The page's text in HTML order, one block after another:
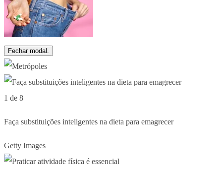
Fechar modal.
1 de 8
Faça substituições inteligentes na dieta para emagrecer
Getty Images